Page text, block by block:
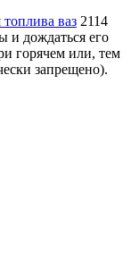
топлива ваз 2114
дождаться его
горячем или, тем
запрещено).